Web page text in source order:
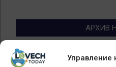
Управление
АРХИВ
Архив
новини